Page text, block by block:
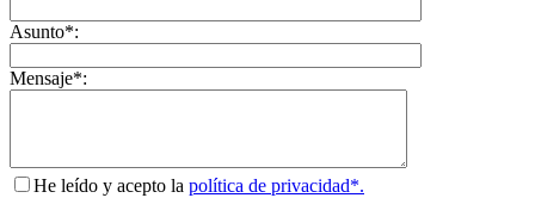
Asunto*:
Mensaje*:
He leído y acepto la política de privacidad*.